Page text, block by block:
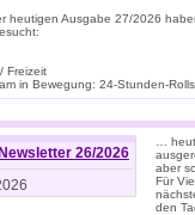
heutigen Ausgabe 27/2026
Freizeit
in Bewegung: 24-Stunden-
26/2026
…
aber
Für
den